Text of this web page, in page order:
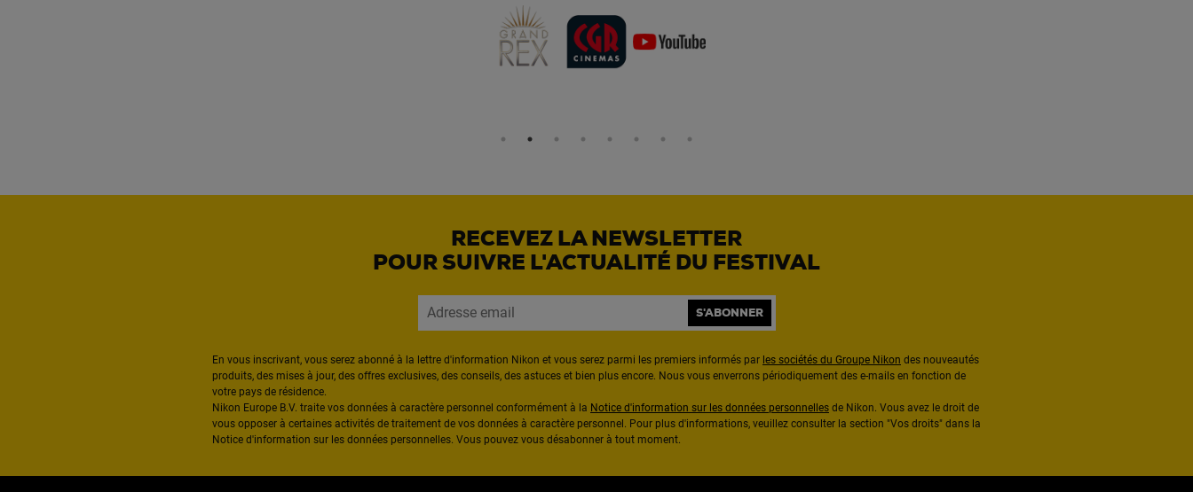
RECEVEZ LA NEWSLETTER
POUR SUIVRE L'ACTUALITÉ DU FESTIVAL
S'ABONNER
En vous inscrivant, vous serez abonné à la lettre d'information Nikon et vous serez parmi les premiers informés par les sociétés du Groupe Nikon des nouveautés
produits, des mises à jour, des offres exclusives, des conseils, des astuces et bien plus encore. Nous vous enverrons périodiquement des e-mails en fonction de
votre pays de résidence.
Nikon Europe B.V. traite vos données à caractère personnel conformément à la Notice d'information sur les données personnelles de Nikon. Vous avez le droit de
vous opposer à certaines activités de traitement de vos données à caractère personnel. Pour plus d'informations, veuillez consulter la section "Vos droits" dans la
Notice d'information sur les données personnelles. Vous pouvez vous désabonner à tout moment.